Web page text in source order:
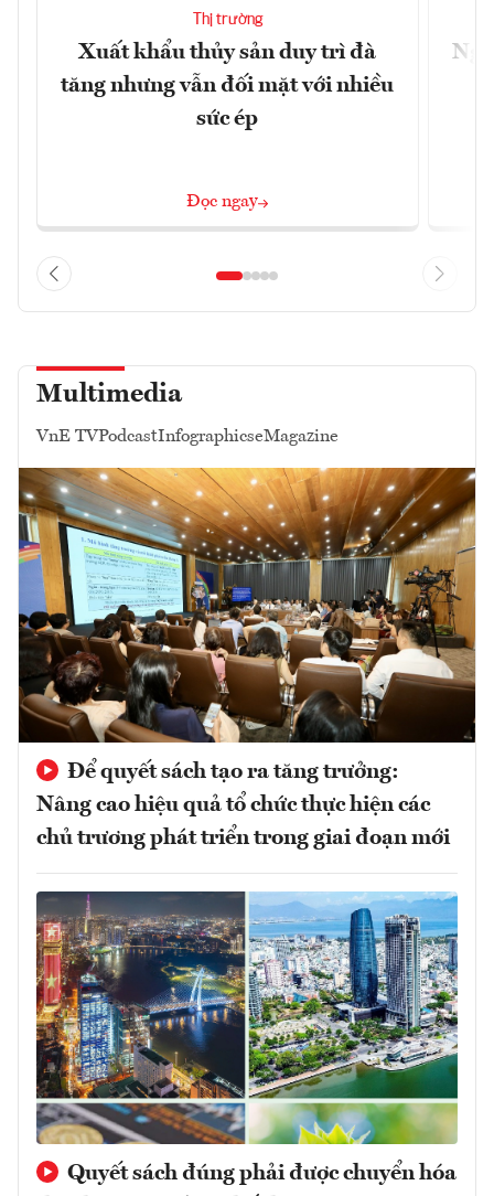
Thị trường
Xuất khẩu thủy sản duy trì đà
tăng nhưng vẫn đối mặt với nhiều
sức ép
Đọc ngay
Multimedia
VnE TVPodcastInfographicseMagazine
Để quyết sách tạo ra tăng trưởng:
Nâng cao hiệu quả tổ chức thực hiện các
chủ trương phát triển trong giai đoạn mới
Quyết sách đúng phải được chuyển hóa